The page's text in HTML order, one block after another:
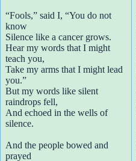
“Fools,” said I, “You do not
know
Silence like a cancer grows.
Hear my words that I might
teach you,
Take my arms that I might lead
you.”
But my words like silent
raindrops fell,
And echoed in the wells of
silence.
And the people bowed and
prayed